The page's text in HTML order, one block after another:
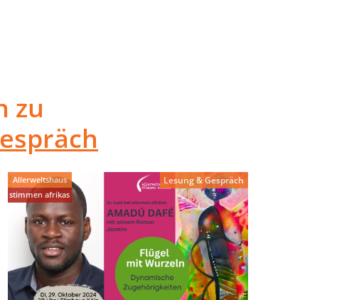
zu
Allerweltshaus
stimmen afrikas
Lesung & Gespräch